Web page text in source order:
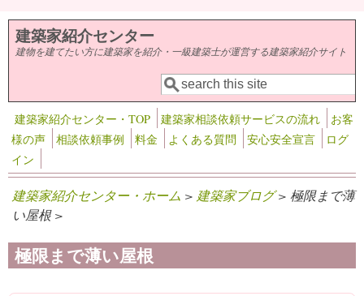
メインコンテンツに移動
建築家紹介センター
建物を建てたい方に建築家を紹介・一級建築士が運営する建築家紹介サイト
検索フォーム
検索
建築家紹介センター・TOP 建築家相談依頼サービスの流れ
お客
様の声
相談依頼事例 料金 よくある質問 安心安全宣言
ログ
イン
建築家紹介センター・ホーム > 建築家ブログ> 極限まで薄
い屋根 >
極限まで薄い屋根